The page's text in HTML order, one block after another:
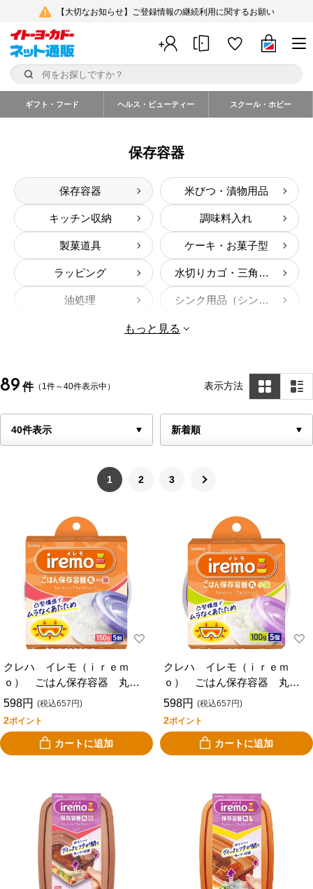
【大切なお知らせ】ご登録情報の継続利用に関するお願い
ギフト・フード ヘルス・ビューティー スクール・ホビー
保存容器
保存容器 米びつ・漬物用品
キッチン収納 調味料入れ
製菓道具 ケーキ・お菓子型
ラッピング 水切りカゴ・三角コーナー
油処理 シンク用品（シンク上）
もっと見る
89 件（1件～40件表示中） 表示方法
1 2 3
クレハ イレモ（ｉｒｅｍ
ｏ） ごはん保存容器 丸
一膳 ５個入り
598円 (税込657円)
2ポイント
カートに追加
クレハ イレモ（ｉｒｅｍ
ｏ） ごはん保存容器 丸
小盛 ５個入り
598円 (税込657円)
2ポイント
カートに追加